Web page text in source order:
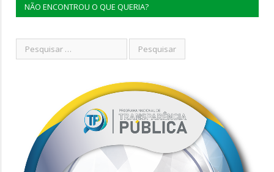
NÃO ENCONTROU O QUE QUERIA?